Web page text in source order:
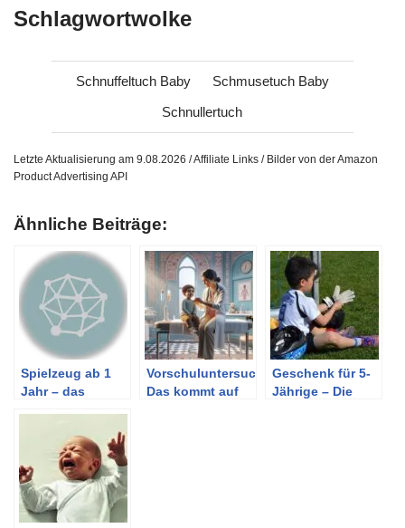
Schlagwortwolke
Schnuffeltuch Baby
Schmusetuch Baby
Schnullertuch
Letzte Aktualisierung am 9.08.2026 / Affiliate Links / Bilder von der Amazon
Product Advertising API
Ähnliche Beiträge:
Spielzeug ab 1
Jahr – das
Vorschuluntersuchung:
Das kommt auf
Geschenk für 5-
Jährige – Die